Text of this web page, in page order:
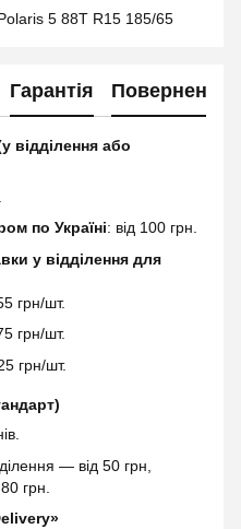
5 88T R15 185/65
Гарантія Повернення
відділення або
по Україні: від 100 грн.
у відділення для
грн/шт.
грн/шт.
грн/шт.
— від 50 грн,
грн.